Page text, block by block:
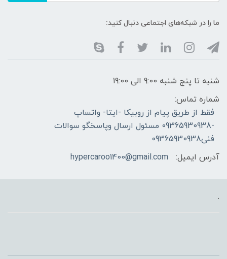
ما را در شبکه‌های اجتماعی دنبال کنید:
شنبه تا پنج شنبه 9:00 الی 19:00
شماره تماس:
فقط از طریق پیام از روبیکا -ایتا- واتساپ
-09365930938 مسئول ارسال وپاسخگو سوالات
فنی09365930938
آدرس ایمیل:
hypercaroo1400@gmail.com
.